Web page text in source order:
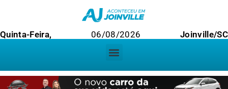
Quinta-Feira, 06/08/2026 Joinville/SC